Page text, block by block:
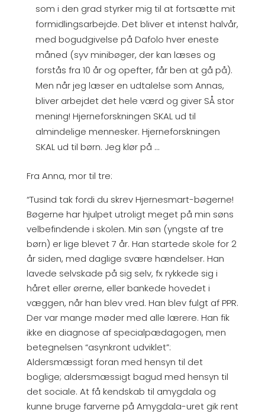
som i den grad styrker mig til at fortsætte mit
formidlingsarbejde. Det bliver et intenst halvår,
med bogudgivelse på Dafolo hver eneste
måned (syv minibøger, der kan læses og
forstås fra 10 år og opefter, får ben at gå på).
Men når jeg læser en udtalelse som Annas,
bliver arbejdet det hele værd og giver SÅ stor
mening! Hjerneforskningen SKAL ud til
almindelige mennesker. Hjerneforskningen
SKAL ud til børn. Jeg klør på …
Fra Anna, mor til tre:
“Tusind tak fordi du skrev Hjernesmart-bøgerne!
Bøgerne har hjulpet utroligt meget på min søns
velbefindende i skolen. Min søn (yngste af tre
børn) er lige blevet 7 år. Han startede skole for 2
år siden, med daglige svære hændelser. Han
lavede selvskade på sig selv, fx rykkede sig i
håret eller ørerne, eller bankede hovedet i
væggen, når han blev vred. Han blev fulgt af PPR.
Der var mange møder med alle lærere. Han fik
ikke en diagnose af specialpædagogen, men
betegnelsen “asynkront udviklet”:
Aldersmæssigt foran med hensyn til det
boglige; aldersmæssigt bagud med hensyn til
det sociale. At få kendskab til amygdala og
kunne bruge farverne på Amygdala-uret gik rent